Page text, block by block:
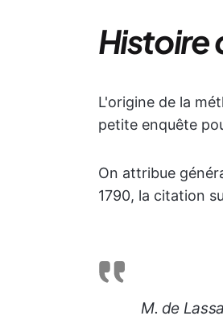
Histoire
L'origine de la
petite enquête
On attribue
1790, la citation
M. de